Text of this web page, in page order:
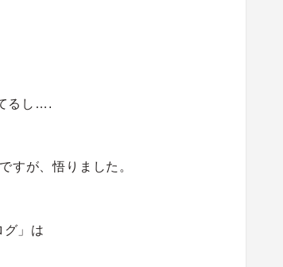
るし….
すが、悟りました。
グ」は